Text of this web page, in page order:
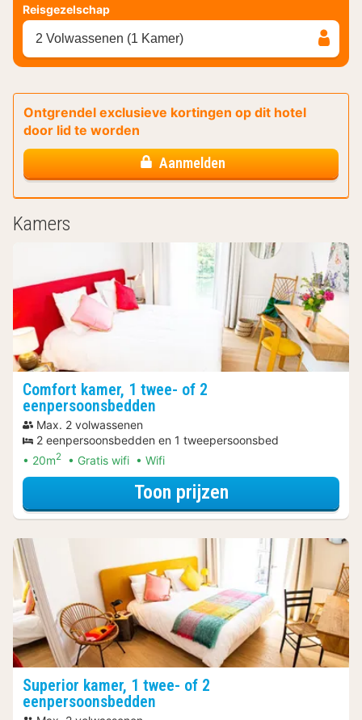
Reisgezelschap
2 Volwassenen (1 Kamer)
Ontgrendel exclusieve kortingen op dit hotel
door lid te worden
Aanmelden
Kamers
Comfort kamer, 1 twee- of 2
eenpersoonsbedden
Max. 2 volwassenen
2 eenpersoonsbedden en 1 tweepersoonsbed
20m2 Gratis wifi Wifi
Toon prijzenvoor Comfort
Superior kamer, 1 twee- of 2
eenpersoonsbedden